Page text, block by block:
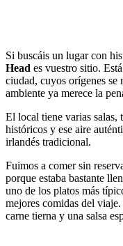
Si buscáis un lugar con
Head es vuestro sitio.
ciudad, cuyos orígenes
ambiente ya merece la
El local tiene varias salas,
históricos y ese aire
irlandés tradicional.
Fuimos a comer sin
porque estaba bastante
uno de los platos más
mejores comidas del
carne tierna y una salsa